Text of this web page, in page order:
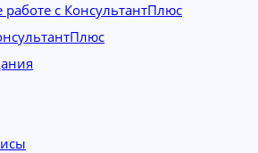
с КонсультантПлюс